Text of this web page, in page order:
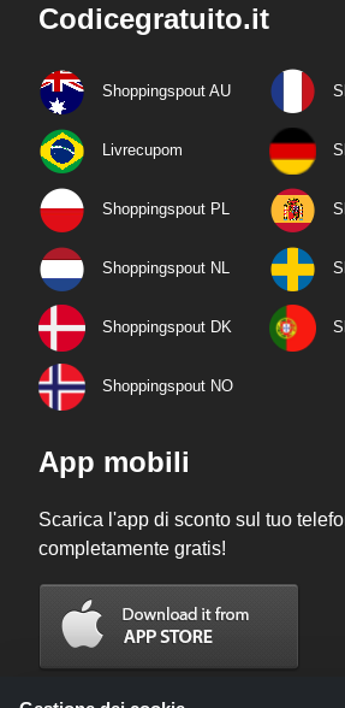
Codicegratuito.it
Shoppingspout AU
Livrecupom
Shoppingspout PL
Shoppingspout NL
Shoppingspout DK
Shoppingspout NO
App mobili
Scarica l'app di sconto sul tuo
completamente gratis!